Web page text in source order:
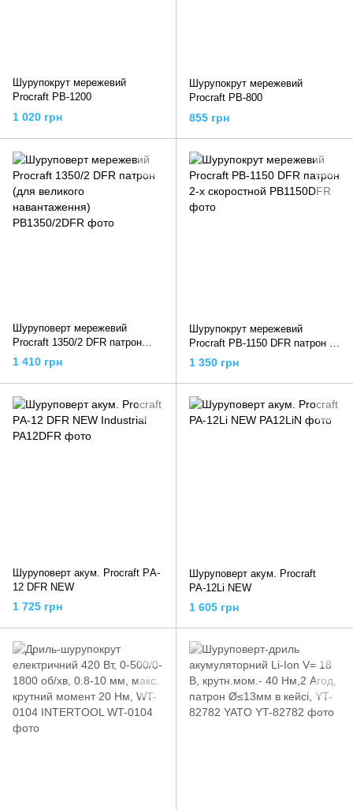
Шурупокрут мережевий
Procraft PB-1200
1 020 грн
Шурупокрут мережевий
Procraft PB-800
855 грн
Шуруповерт мережевий
Procraft 1350/2 DFR патрон
(для великого навантаження)
1 410 грн
Шурупокрут мережевий
Procraft PB-1150 DFR патрон 2-
х скоростной
1 350 грн
Шуруповерт акум. Procraft РA-
12 DFR NEW
1 725 грн
Шуруповерт акум. Procraft
РА-12Li NEW
1 605 грн